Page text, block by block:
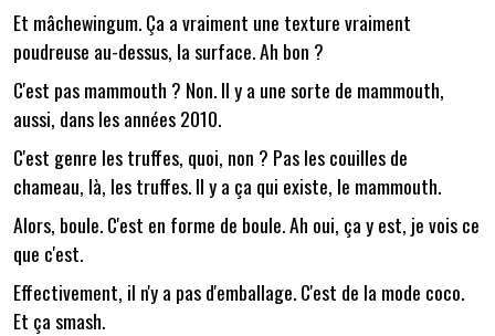
Et mâchewingum. Ça a vraiment une texture vraiment
poudreuse au-dessus, la surface. Ah bon ?
C'est pas mammouth ? Non. Il y a une sorte de mammouth,
aussi, dans les années 2010.
C'est genre les truffes, quoi, non ? Pas les couilles de
chameau, là, les truffes. Il y a ça qui existe, le mammouth.
Alors, boule. C'est en forme de boule. Ah oui, ça y est, je vois ce
que c'est.
Effectivement, il n'y a pas d'emballage. C'est de la mode coco.
Et ça smash.